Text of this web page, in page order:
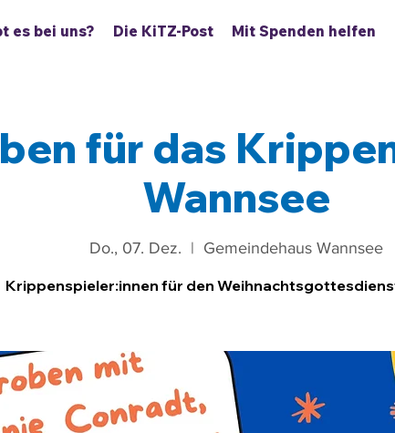
es bei uns? Die KiTZ-Post Mit Spenden helfen
für das
Wannsee
Do., 07. Dez.
  |
Gemeindehaus Wannsee
Krippenspieler:innen für den